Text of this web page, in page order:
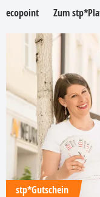
ecopoint Zum
stp*Gutschein